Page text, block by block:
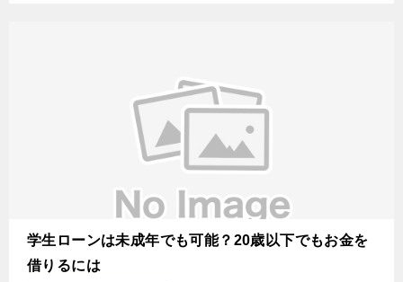
学生ローンは未成年でも可能？20歳以下でもお金を
借りるには